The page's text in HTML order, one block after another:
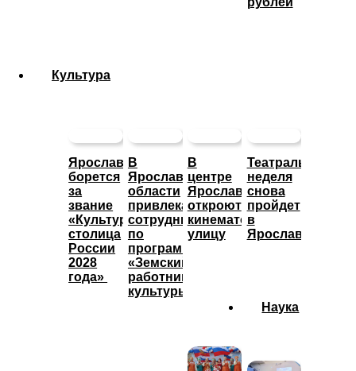
Культура
Ярославль
борется
за
звание
«Культурная
столица
России
2028
года»
В
Ярославской
области
привлекают
сотрудников
по
программе
«Земский
работник
культуры»
В
центре
Ярославле
откроют
кинематографическую
улицу
Театральная
неделя
снова
пройдет
в
Ярославле
Наука